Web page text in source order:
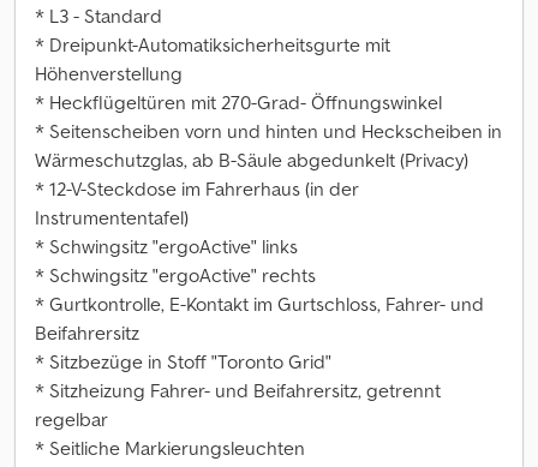
* L3 - Standard
* Dreipunkt-Automatiksicherheitsgurte mit
Höhenverstellung
* Heckflügeltüren mit 270-Grad- Öffnungswinkel
* Seitenscheiben vorn und hinten und Heckscheiben in
Wärmeschutzglas, ab B-Säule abgedunkelt (Privacy)
* 12-V-Steckdose im Fahrerhaus (in der
Instrumententafel)
* Schwingsitz "ergoActive" links
* Schwingsitz "ergoActive" rechts
* Gurtkontrolle, E-Kontakt im Gurtschloss, Fahrer- und
Beifahrersitz
* Sitzbezüge in Stoff "Toronto Grid"
* Sitzheizung Fahrer- und Beifahrersitz, getrennt
regelbar
* Seitliche Markierungsleuchten